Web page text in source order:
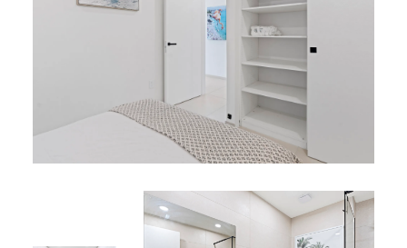
prestations haut de gamme à un très bon rapport
qualité-prix. Avec son agencement moderne et sa
superbe piscine rooftop, il offre tout le nécessaire pour
un séjour agréable et relaxant à Saint-Martin.